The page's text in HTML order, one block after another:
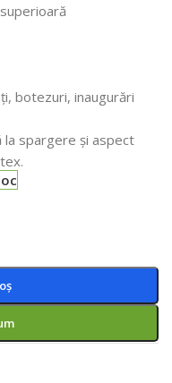
botezuri, inaugurări
la spargere și aspect